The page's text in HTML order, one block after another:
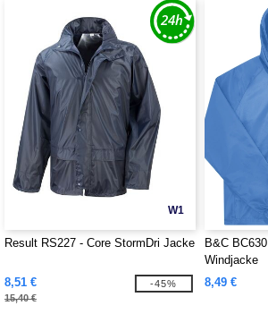
W1
Result RS227 - Core StormDri Jacke
8,51 €
15,40 €
-45%
B&C
Windjacke
8,49 €